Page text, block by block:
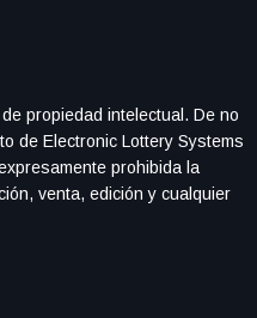
propiedad intelectual. De no
de Electronic Lottery Systems
prohibida la
venta, edición y cualquier